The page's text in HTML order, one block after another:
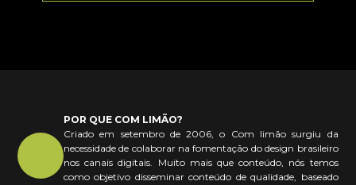
POR QUE COM LIMÃO?
Criado em setembro de 2006, o Com limão surgiu da
necessidade de colaborar na fomentação do design brasileiro
nos canais digitais. Muito mais que conteúdo, nós temos
como objetivo disseminar conteúdo de qualidade, baseado